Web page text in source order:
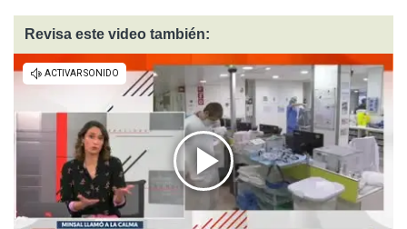
Revisa este video también: